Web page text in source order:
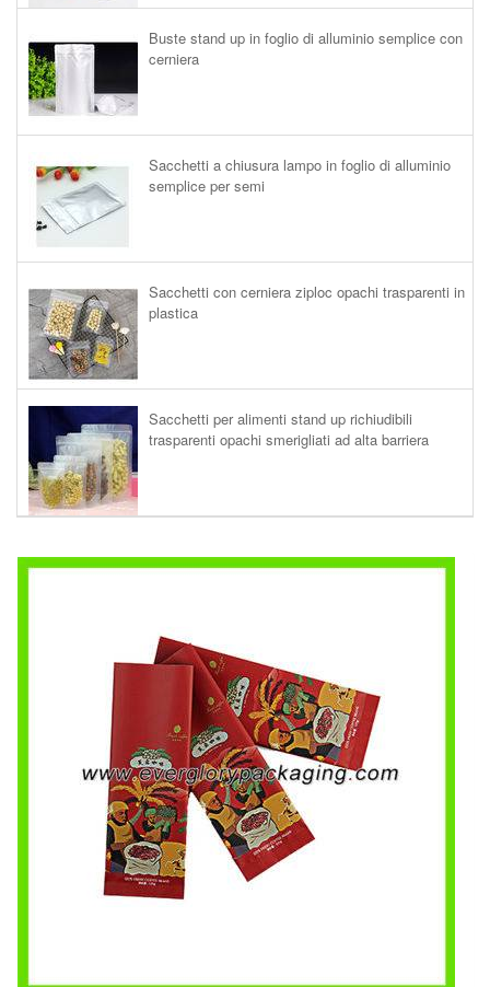
Buste stand up in foglio di alluminio semplice con
cerniera
Sacchetti a chiusura lampo in foglio di alluminio
semplice per semi
Sacchetti con cerniera ziploc opachi trasparenti in
plastica
Sacchetti per alimenti stand up richiudibili
trasparenti opachi smerigliati ad alta barriera